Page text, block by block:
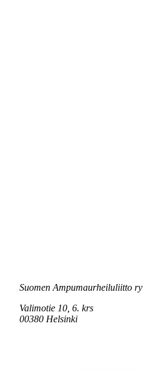
Suomen Ampumaurheiluliitto ry
Valimotie 10, 6. krs
00380 Helsinki